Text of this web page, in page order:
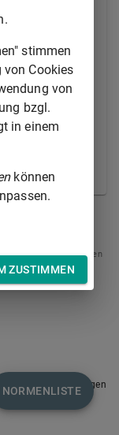
als
552a
der
mündlichen
zur Navigation zwischen
NORMENLISTE
Nutzungsbedingungen
stimmen
von Cookies
von
bzgl.
in einem
können
ZUSTIMMEN